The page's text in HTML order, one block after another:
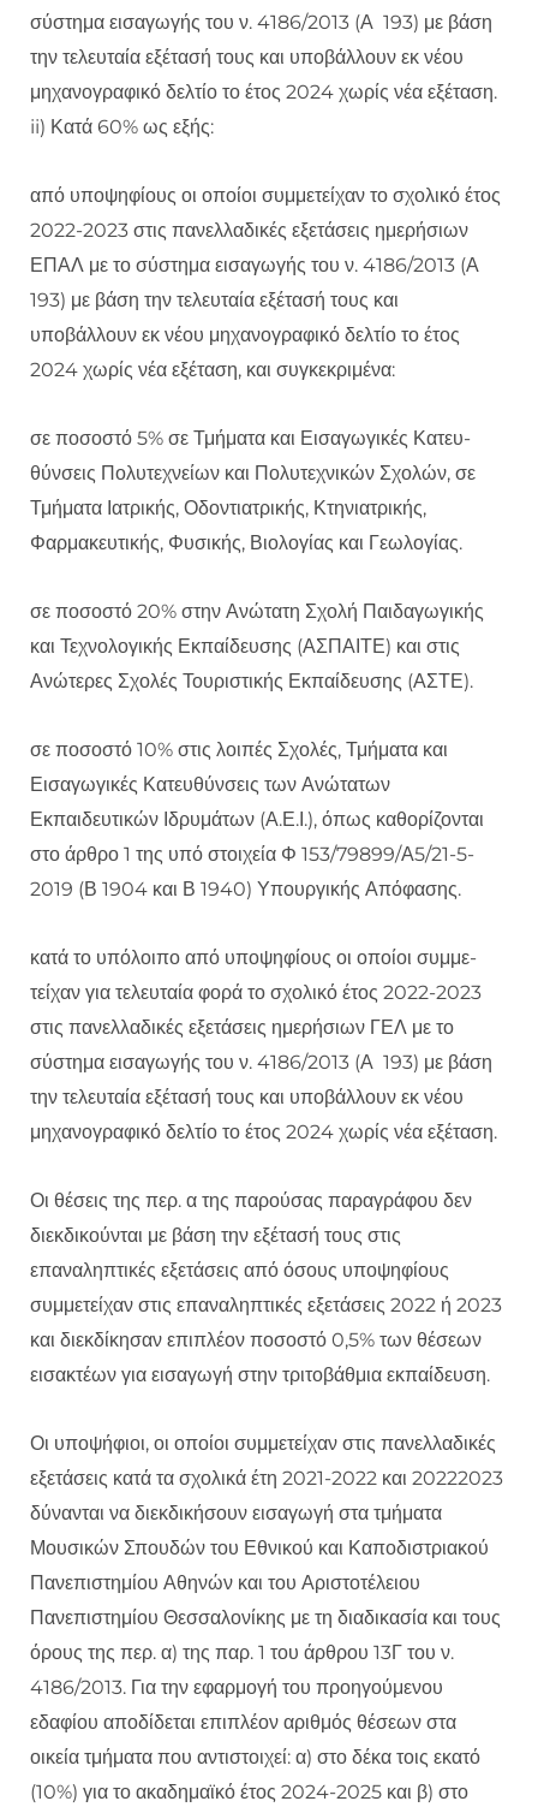
σύστημα εισαγωγής του ν. 4186/2013 (Α 193) με βάση
την τελευταία εξέτασή τους και υποβάλλουν εκ νέου
μηχανογραφικό δελτίο το έτος 2024 χωρίς νέα εξέταση.
ii) Κατά 60% ως εξής:
από υποψηφίους οι οποίοι συμμετείχαν το σχολικό έτος
2022-2023 στις πανελλαδικές εξετάσεις ημερήσιων
ΕΠΑΛ με το σύστημα εισαγωγής του ν. 4186/2013 (Α
193) με βάση την τελευταία εξέτασή τους και
υποβάλλουν εκ νέου μηχανογραφικό δελτίο το έτος
2024 χωρίς νέα εξέταση, και συγκεκριμένα:
σε ποσοστό 5% σε Τμήματα και Εισαγωγικές Κατευ-
θύνσεις Πολυτεχνείων και Πολυτεχνικών Σχολών, σε
Τμήματα Ιατρικής, Οδοντιατρικής, Κτηνιατρικής,
Φαρμακευτικής, Φυσικής, Βιολογίας και Γεωλογίας.
σε ποσοστό 20% στην Ανώτατη Σχολή Παιδαγωγικής
και Τεχνολογικής Εκπαίδευσης (ΑΣΠΑΙΤΕ) και στις
Ανώτερες Σχολές Τουριστικής Εκπαίδευσης (ΑΣΤΕ).
σε ποσοστό 10% στις λοιπές Σχολές, Τμήματα και
Εισαγωγικές Κατευθύνσεις των Ανώτατων
Εκπαιδευτικών Ιδρυμάτων (Α.Ε.Ι.), όπως καθορίζονται
στο άρθρο 1 της υπό στοιχεία Φ 153/79899/Α5/21-5-
2019 (Β 1904 και Β 1940) Υπουργικής Απόφασης.
κατά το υπόλοιπο από υποψηφίους οι οποίοι συμμε-
τείχαν για τελευταία φορά το σχολικό έτος 2022-2023
στις πανελλαδικές εξετάσεις ημερήσιων ΓΕΛ με το
σύστημα εισαγωγής του ν. 4186/2013 (Α 193) με βάση
την τελευταία εξέτασή τους και υποβάλλουν εκ νέου
μηχανογραφικό δελτίο το έτος 2024 χωρίς νέα εξέταση.
Οι θέσεις της περ. α της παρούσας παραγράφου δεν
διεκδικούνται με βάση την εξέτασή τους στις
επαναληπτικές εξετάσεις από όσους υποψηφίους
συμμετείχαν στις επαναληπτικές εξετάσεις 2022 ή 2023
και διεκδίκησαν επιπλέον ποσοστό 0,5% των θέσεων
εισακτέων για εισαγωγή στην τριτοβάθμια εκπαίδευση.
Οι υποψήφιοι, οι οποίοι συμμετείχαν στις πανελλαδικές
εξετάσεις κατά τα σχολικά έτη 2021-2022 και 20222023
δύνανται να διεκδικήσουν εισαγωγή στα τμήματα
Μουσικών Σπουδών του Εθνικού και Καποδιστριακού
Πανεπιστημίου Αθηνών και του Αριστοτέλειου
Πανεπιστημίου Θεσσαλονίκης με τη διαδικασία και τους
όρους της περ. α) της παρ. 1 του άρθρου 13Γ του ν.
4186/2013. Για την εφαρμογή του προηγούμενου
εδαφίου αποδίδεται επιπλέον αριθμός θέσεων στα
οικεία τμήματα που αντιστοιχεί: α) στο δέκα τοις εκατό
(10%) για το ακαδημαϊκό έτος 2024-2025 και β) στο